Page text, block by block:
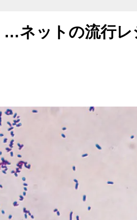
ネットの流行レ